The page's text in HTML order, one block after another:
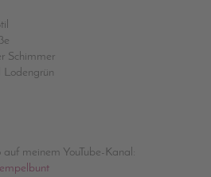
Schimmer
Lodengrün
meinem YouTube-Kanal: